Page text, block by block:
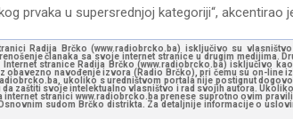
prvaka u supersrednjoj kategoriji“, akcentirao
Radija Brčko (www.radiobrcko.ba) isključivo su
članaka sa svoje internet stranice u drugim medijima.
stranice Radija Brčko (www.radiobrcko.ba) isključivo
obavezno navođenje izvora (Radio Brčko), pri čemu su on-line
ukoliko s uredništvom portala nije postignut
da zaštiti svoje intelektualno vlasništvo i rad svojih autora.
stranici www.radiobrcko.ba prenese suprotno ovim
sudom Brčko distrikta. Za detaljnije informacije o